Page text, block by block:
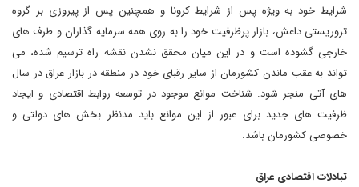
شرایط خود به ویژه پس از شرایط کرونا و همچنین پس از پیروزی بر گروه
تروریستی داعش، بازار پرظرفیت خود را به روی همه سرمایه گذاران و طرف های
خارجی گشوده است و در این میان محقق نشدن نقشه راه ترسیم شده، می
تواند به عقب ماندن کشورمان از سایر رقبای خود در منطقه در بازار عراق در سال
های آتی منجر شود. شناخت موانع موجود در توسعه روابط اقتصادی و ایجاد
ظرفیت های جدید برای عبور از این موانع باید مدنظر بخش های دولتی و
خصوصی کشورمان باشد.
تبادلات اقتصادی عراق